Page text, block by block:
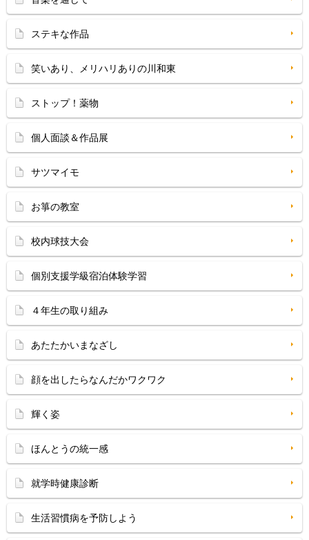
ステキな作品
笑いあり、メリハリありの川和東
ストップ！薬物
個人面談＆作品展
サツマイモ
お箏の教室
校内球技大会
個別支援学級宿泊体験学習
４年生の取り組み
あたたかいまなざし
顔を出したらなんだかワクワク
輝く姿
ほんとうの統一感
就学時健康診断
生活習慣病を予防しよう